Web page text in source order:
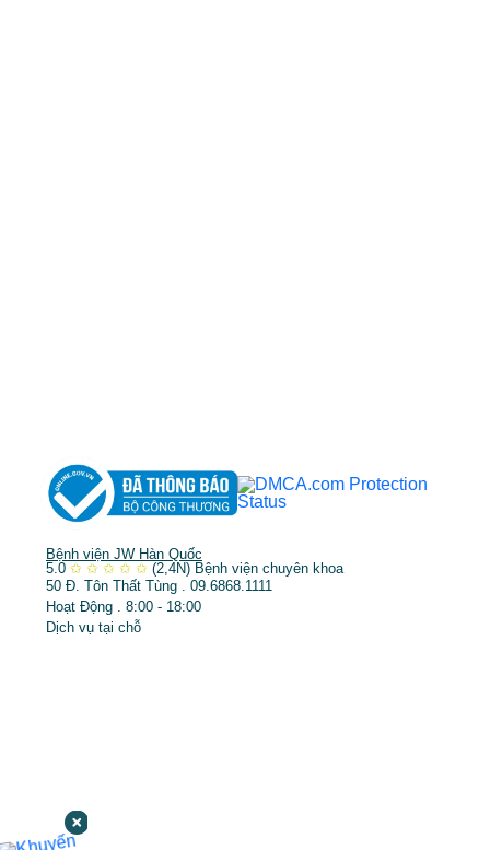
Bệnh viện JW Hàn Quốc
5.0 ✩ ✩ ✩ ✩ ✩ (2,4N) Bệnh viện chuyên khoa
50 Đ. Tôn Thất Tùng . 09.6868.1111
Hoạt Động . 8:00 - 18:00
Dịch vụ tại chỗ